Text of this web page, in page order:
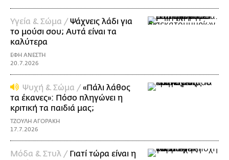
Υγεία & Σώμα /Ψάχνεις λάδι για
τo μούσι σου; Αυτά είναι τα
καλύτερα
ΕΦΗ ΑΝΕΣΤΗ
20.7.2026
Ψυχή & Σώμα /«Πάλι λάθος
τα έκανες»: Πόσο πληγώνει η
κριτική τα παιδιά μας;
ΤΖΟΥΛΗ ΑΓΟΡΑΚΗ
17.7.2026
Μόδα & Στυλ / Γιατί τώρα είναι η